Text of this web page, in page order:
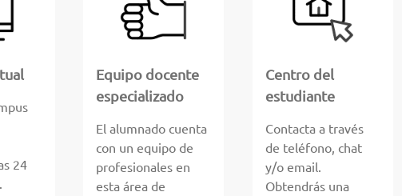
24
Equipo docente
especializado
El alumnado cuenta
con un equipo de
profesionales en
esta área de
Centro del
estudiante
Contacta a través
de teléfono, chat
y/o email.
Obtendrás una